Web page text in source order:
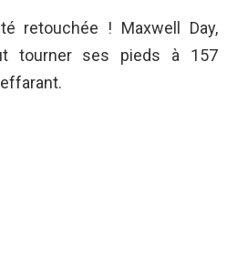
retouchée ! Maxwell Day,
tourner ses pieds à 157